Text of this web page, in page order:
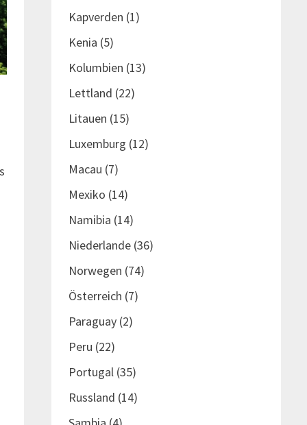
Kapverden (1)
Kenia (5)
Kolumbien (13)
Lettland (22)
Litauen (15)
Luxemburg (12)
Macau (7)
Mexiko (14)
Namibia (14)
Niederlande(36)
Norwegen (74)
Österreich (7)
Paraguay(2)
Peru (22)
Portugal(35)
Russland (14)